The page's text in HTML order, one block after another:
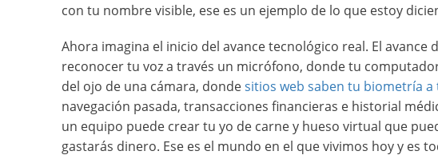
con tu nombre visible, ese es un ejemplo de lo que estoy
Ahora imagina el inicio del avance tecnológico real. El
reconocer tu voz a través un micrófono, donde tu
del ojo de una cámara, dondesitios web saben tu biometría
navegación pasada, transacciones financieras e historial
un equipo puede crear tu yo de carne y hueso virtual que
gastarás dinero. Ese es el mundo en el que vivimos hoy y es